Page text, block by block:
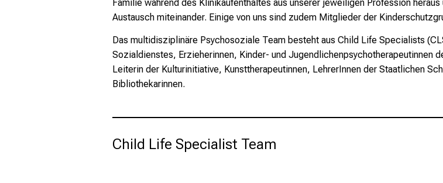
Familie während des Klinikaufenthaltes aus unserer jeweiligen Profession
Austausch miteinander. Einige von uns sind zudem Mitglieder der
Das multidisziplinäre Psychosoziale Team besteht aus Child Life Specialists
Sozialdienstes, Erzieherinnen, Kinder- und Jugendlichenpsychotherapeutinnen
Leiterin der Kulturinitiative, Kunsttherapeutinnen, LehrerInnen der Staatlichen
Bibliothekarinnen.
Child Life Specialist Team